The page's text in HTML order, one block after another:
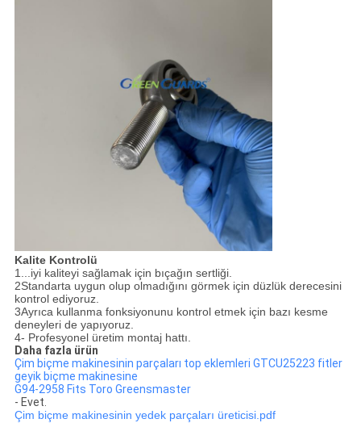
Kalite Kontrolü
1...iyi kaliteyi sağlamak için bıçağın sertliği.
2Standarta uygun olup olmadığını görmek için düzlük derecesini
kontrol ediyoruz.
3Ayrıca kullanma fonksiyonunu kontrol etmek için bazı kesme
deneyleri de yapıyoruz.
4- Profesyonel üretim montaj hattı.
Daha fazla ürün
Çim biçme makinesinin parçaları top eklemleri GTCU25223 fitler
geyik biçme makinesine
G94-2958 Fits Toro Greensmaster
- Evet.
Çim biçme makinesinin yedek parçaları üreticisi.pdf